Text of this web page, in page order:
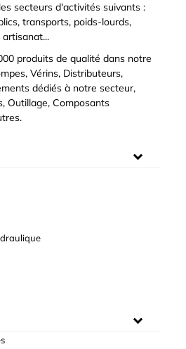
secteurs d'activités suivants :
transports, poids-lourds,
produits de qualité dans notre
Vérins, Distributeurs,
dédiés à notre secteur,
Outillage, Composants